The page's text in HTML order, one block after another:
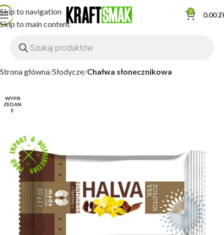
Skip to navigation
Skip to main content
0 0.00
Strona główna Słodycze Chałwa słonecznikowa
WYPR
ZEDAN
E